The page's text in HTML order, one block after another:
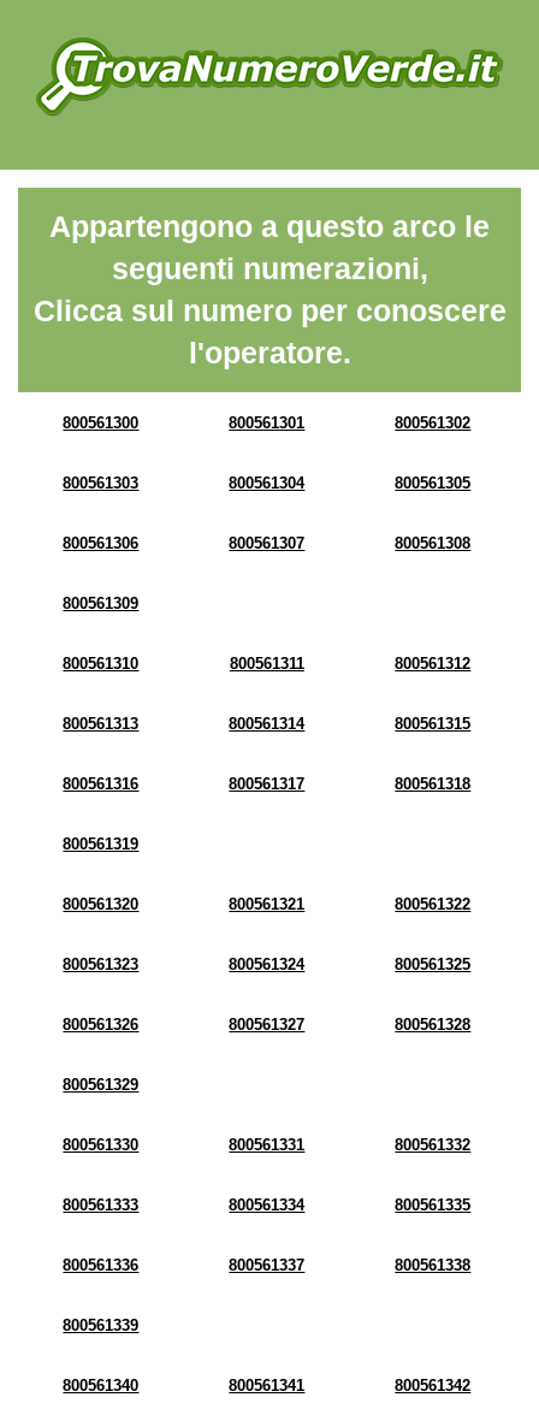
Appartengono a questo arco le
seguenti numerazioni,
Clicca sul numero per conoscere
l'operatore.
800561300 800561301 800561302
800561303 800561304 800561305
800561306 800561307 800561308
800561309
800561310 800561311 800561312
800561313 800561314 800561315
800561316 800561317 800561318
800561319
800561320 800561321 800561322
800561323 800561324 800561325
800561326 800561327 800561328
800561329
800561330 800561331 800561332
800561333 800561334 800561335
800561336 800561337 800561338
800561339
800561340 800561341 800561342